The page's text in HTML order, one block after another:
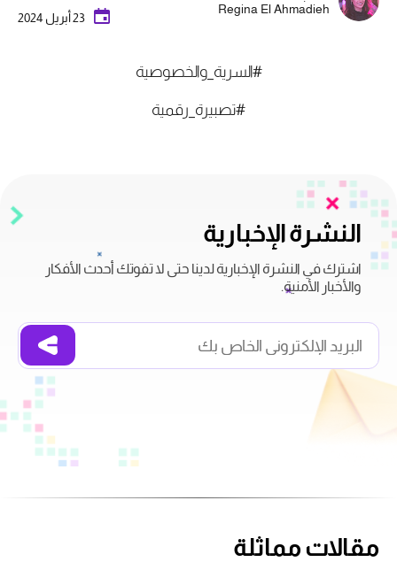
Regina El Ahmadieh
23 أبريل 2024
#السرية_والخصوصية
#تصبيرة_رقمية
النشرة الإخبارية
اشترك في النشرة الإخبارية لدينا حتى لا تفوتك أحدث الأفكار
والأخبار الأمنية.
مقالات مماثلة